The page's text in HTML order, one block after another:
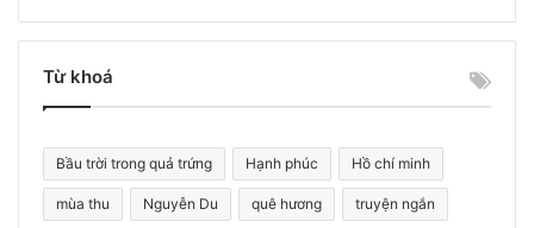
m
k
h
o
:
Từ khoá
Bầu trời trong quả trứng Hạnh phúc Hồ chí minh
mùa thu Nguyễn Du quê hương truyện ngắn